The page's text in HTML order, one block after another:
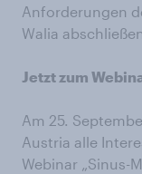
Anforderungen
Walia
Jetzt zum
Am 25.
Austria alle
Webinar „Sinus-